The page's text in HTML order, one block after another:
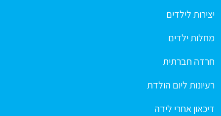
יצירות לילדים
מחלות ילדים
חרדה חברתית
רעיונות ליום הולדת
דיכאון אחרי לידה